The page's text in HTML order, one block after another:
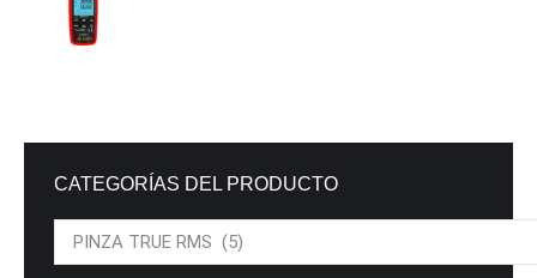
CATEGORÍAS DEL PRODUCTO